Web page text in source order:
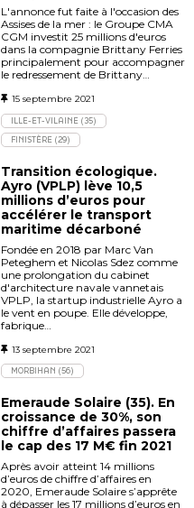
L'annonce fut faite à l'occasion des
Assises de la mer : le Groupe CMA
CGM investit 25 millions d'euros
dans la compagnie Brittany Ferries
principalement pour accompagner
le redressement de Brittany…
15 septembre 2021
ILLE-ET-VILAINE (35)
FINISTÈRE (29)
Transition écologique.
Ayro (VPLP) lève 10,5
millions d’euros pour
accélérer le transport
maritime décarboné
Fondée en 2018 par Marc Van
Peteghem et Nicolas Sdez comme
une prolongation du cabinet
d'architecture navale vannetais
VPLP, la startup industrielle Ayro a
le vent en poupe. Elle développe,
fabrique…
13 septembre 2021
MORBIHAN (56)
Emeraude Solaire (35). En
croissance de 30%, son
chiffre d’affaires passera
le cap des 17 M€ fin 2021
Après avoir atteint 14 millions
d’euros de chiffre d’affaires en
2020, Emeraude Solaire s’apprête
à dépasser les 17 millions d’euros en